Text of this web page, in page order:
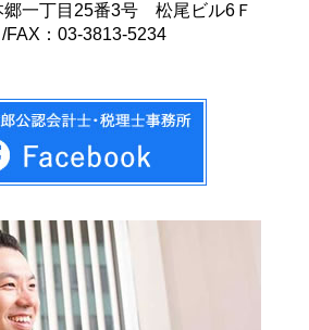
郷一丁目25番3号 松尾ビル6Ｆ
：03-3813-5234